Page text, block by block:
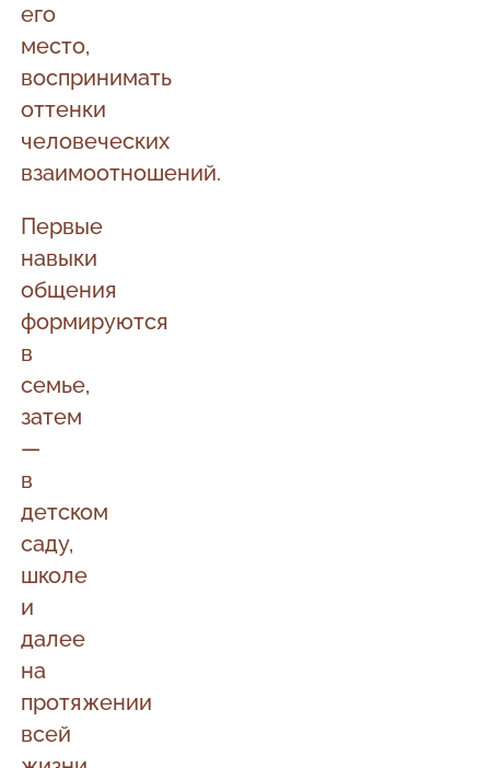
его
место,
воспринимать
оттенки
человеческих
взаимоотношений.
Первые
навыки
общения
формируются
в
семье,
затем
—
в
детском
саду,
школе
и
далее
на
протяжении
всей